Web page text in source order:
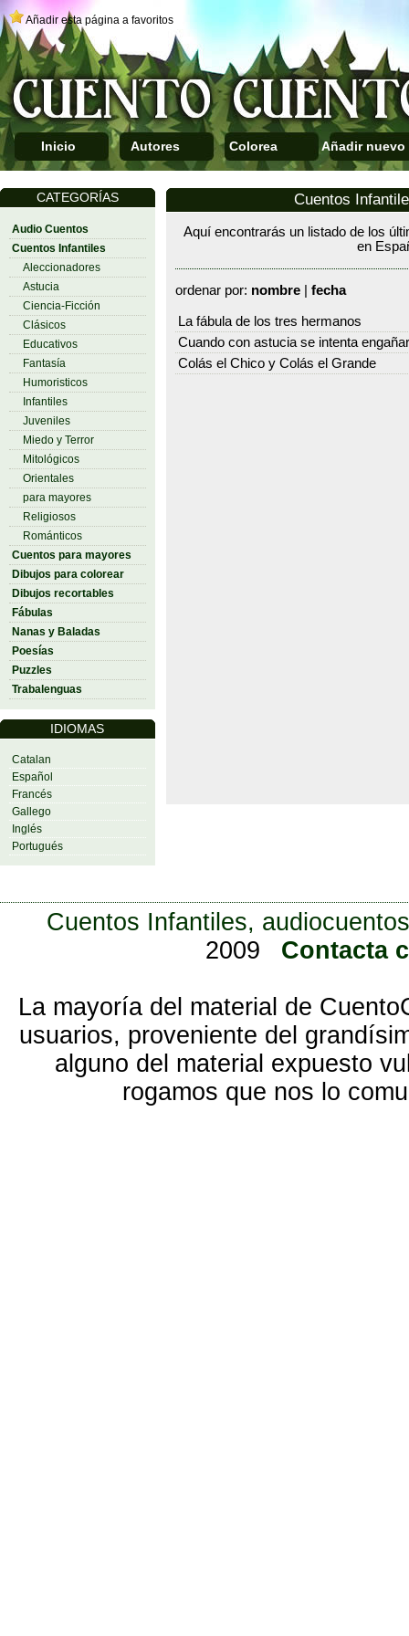
Añadir esta página a favoritos
Inicio Autores Colorea Añadir nuevo
CATEGORÍAS
Audio Cuentos
Cuentos Infantiles
Aleccionadores
Astucia
Ciencia-Ficción
Clásicos
Educativos
Fantasía
Humoristicos
Infantiles
Juveniles
Miedo y Terror
Mitológicos
Orientales
para mayores
Religiosos
Románticos
Cuentos para mayores
Dibujos para colorear
Dibujos recortables
Fábulas
Nanas y Baladas
Poesías
Puzzles
Trabalenguas
IDIOMAS
Catalan
Español
Francés
Gallego
Inglés
Portugués
Cuentos
Aquí encontrarás un listado de los
en
ordenar por: nombre fecha
La fábula de los tres hermanos
Cuando con astucia se intenta
Colás el Chico y Colás el Grande
Cuentos Infantiles,
2009
Contacta
La mayoría del material de
usuarios, proveniente del
alguno del material expuesto
rogamos que nos lo